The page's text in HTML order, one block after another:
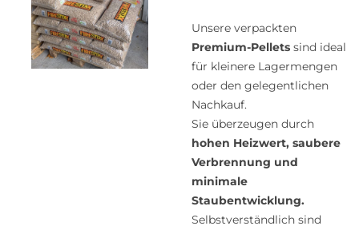
Unsere verpackten
Premium-Pellets sind ideal
für kleinere Lagermengen
oder den gelegentlichen
Nachkauf.
Sie überzeugen durch
hohen Heizwert, saubere
Verbrennung und
minimale
Staubentwicklung.
Selbstverständlich sind